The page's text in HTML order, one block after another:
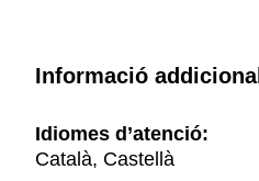
Informació addicional
Idiomes d’atenció:
Català, Castellà